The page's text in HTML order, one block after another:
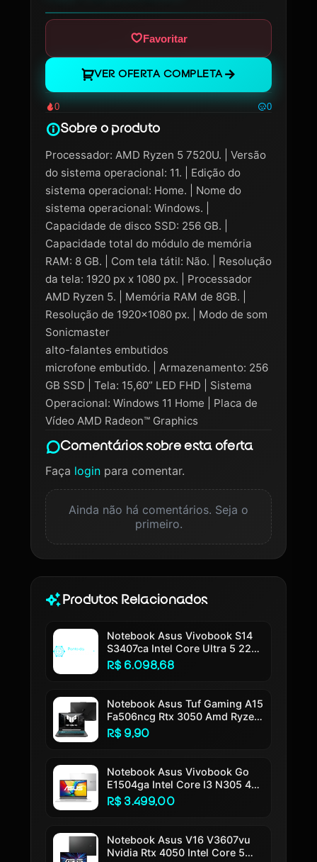
Favoritar
VER OFERTA COMPLETA
0 0
Sobre o produto
Processador: AMD Ryzen 5 7520U. | Versão
do sistema operacional: 11. | Edição do
sistema operacional: Home. | Nome do
sistema operacional: Windows. |
Capacidade de disco SSD: 256 GB. |
Capacidade total do módulo de memória
RAM: 8 GB. | Com tela tátil: Não. | Resolução
da tela: 1920 px x 1080 px. | Processador
AMD Ryzen 5. | Memória RAM de 8GB. |
Resolução de 1920x1080 px. | Modo de som
Sonicmaster
alto-falantes embutidos
microfone embutido. | Armazenamento: 256
GB SSD | Tela: 15,60” LED FHD | Sistema
Operacional: Windows 11 Home | Placa de
Vídeo AMD Radeon™ Graphics
Comentários sobre esta oferta
Faça loginpara comentar.
Ainda não há comentários. Seja o
primeiro.
Produtos Relacionados
Notebook Asus Vivobook S14
S3407ca Intel Core Ultra 5 225h
16gb Ram 512gb Ssd Windows
11 Tela 14 Led Fhd Silver -
R$ 6.098,68
Notebook Asus Tuf Gaming A15
Fa506ncg Rtx 3050 Amd Ryzen
7 7445hs 16gb Ram 512gb Ssd
Windows 11 Tela 15,6 144hz
Preto Grafite
R$ 9,90
Notebook Asus Vivobook Go
E1504ga Intel Core I3 N305 4gb
Ram 256gb Ssd Linux Keepos
Tela 15,6 Fhd Silver - Nj447
R$ 3.499,00
Notebook Asus V16 V3607vu
Nvidia Rtx 4050 Intel Core 5